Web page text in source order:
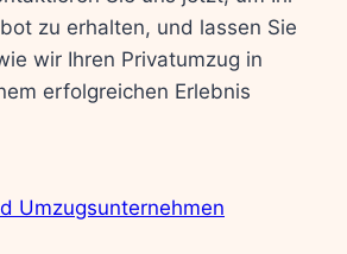
zu erhalten, und lassen Sie
wir Ihren Privatumzug in
erfolgreichen Erlebnis